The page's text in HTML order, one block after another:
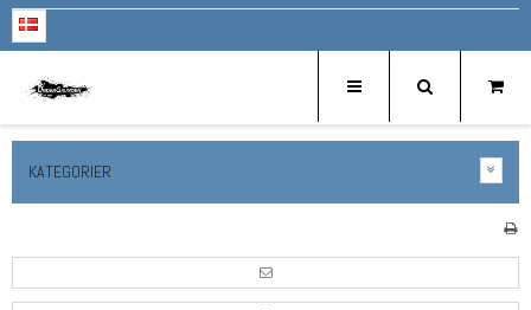
KATEGORIER